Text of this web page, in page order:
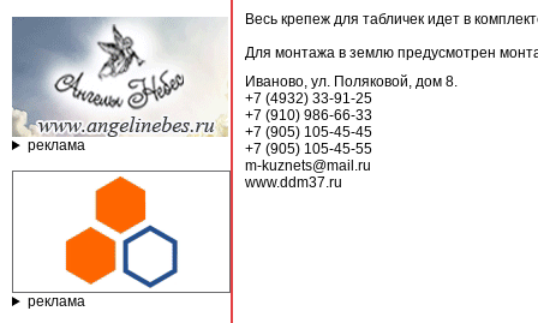
реклама
реклама
Весь крепеж для табличек идет в
Для монтажа в землю предусмотрен
Иваново, ул. Поляковой, дом 8.
+7 (4932) 33-91-25
+7 (910) 986-66-33
+7 (905) 105-45-45
+7 (905) 105-45-55
m-kuznets@mail.ru
www.ddm37.ru